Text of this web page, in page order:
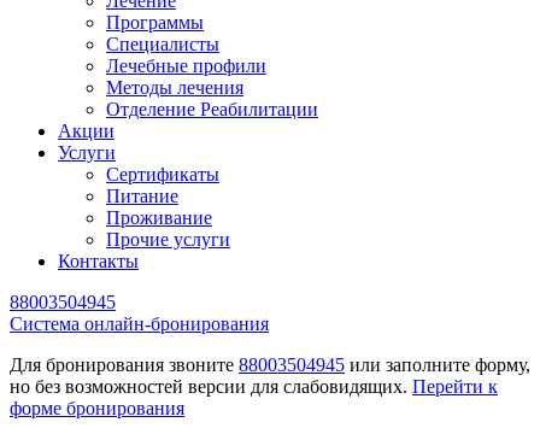
Программы
Специалисты
Лечебные профили
Методы лечения
Отделение Реабилитации
Акции
Услуги
Сертификаты
Питание
Проживание
Прочие услуги
Контакты
88003504945
Cистема онлайн-бронирования
Для бронирования звоните 88003504945 или заполните форму,
но без возможностей версии для слабовидящих. Перейти к
форме бронирования